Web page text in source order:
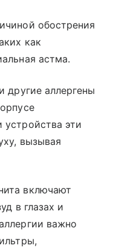
обострения
как
астма.
другие аллергены
эти
вызывая
включают
в глазах и
важно